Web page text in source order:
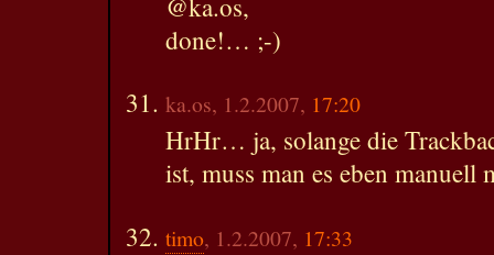
@ka.os,
done!… ;-)
ka.os, 1.2.2007, 17:20
HrHr… ja, solange die
ist, muss man es eben manuell
timo, 1.2.2007, 17:33